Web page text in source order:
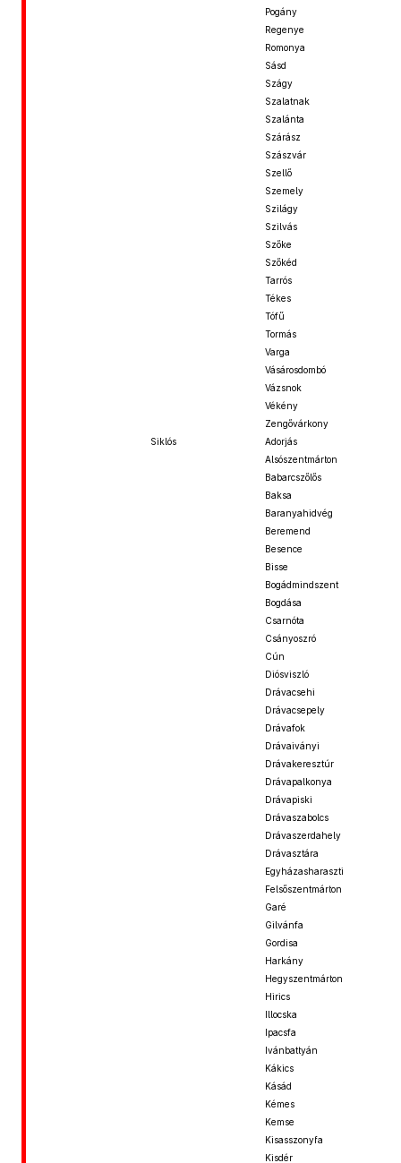
Pogány
Regenye
Romonya
Sásd
Szágy
Szalatnak
Szalánta
Szárász
Szászvár
Szellő
Szemely
Szilágy
Szilvás
Szőke
Szőkéd
Tarrós
Tékes
Tófű
Tormás
Varga
Vásárosdombó
Vázsnok
Vékény
Zengővárkony
Siklós
Adorjás
Alsószentmárton
Babarcszőlős
Baksa
Baranyahidvég
Beremend
Besence
Bisse
Bogádmindszent
Bogdása
Csarnóta
Csányoszró
Cún
Diósviszló
Drávacsehi
Drávacsepely
Drávafok
Drávaiványi
Drávakeresztúr
Drávapalkonya
Drávapiski
Drávaszabolcs
Drávaszerdahely
Drávasztára
Egyházasharaszti
Felsőszentmárton
Garé
Gilvánfa
Gordisa
Harkány
Hegyszentmárton
Hirics
Illocska
Ipacsfa
Ivánbattyán
Kákics
Kásád
Kémes
Kemse
Kisasszonyfa
Kisdér